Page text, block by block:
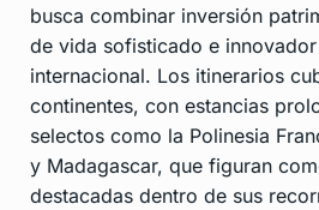
busca combinar inversión
de vida sofisticado e
internacional. Los itinerarios
continentes, con estancias
selectos como la Polinesia
y Madagascar, que figuran
destacadas dentro de sus